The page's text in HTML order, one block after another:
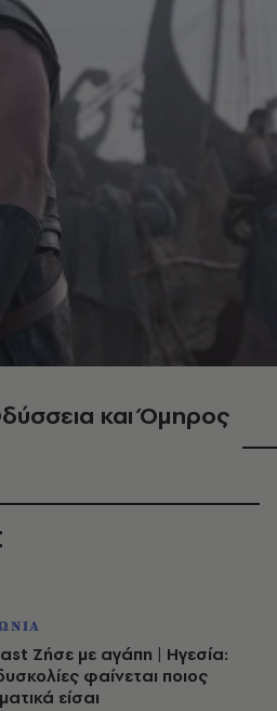
και Όμηρος
Ζήσε με αγάπη | Ηγεσία:
φαίνεται ποιος
είσαι